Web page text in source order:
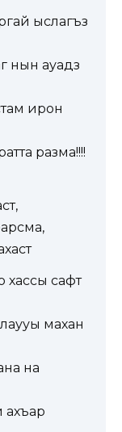
ыслагъз
нын ауадз
ирон
разма!!!!
хассы сафт
махан
на
ахъар